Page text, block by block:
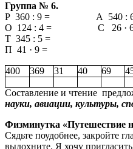
Группа № 6.
Р 360 : 9 = А 540 :
О 124 : 4 = С 26 · 6
Т 345 : 5 =
П 41 · 9 =
400 369 31 40 69
Составление и чтение
науки, авиации, культуры,
Физминутка «Путешествие
Сядьте поудобнее, закройте
выдохните. Я хочу